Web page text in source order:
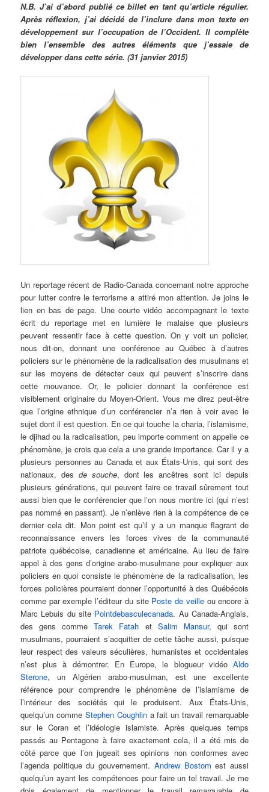
N.B. J’ai d’abord publié ce billet en tant qu’article régulier.
Après réflexion, j’ai décidé de l’inclure dans mon texte en
développement sur l’occupation de l’Occident. Il complète
bien l’ensemble des autres éléments que j’essaie de
développer dans cette série. (31 janvier 2015)
Un reportage récent de Radio-Canada concernant notre approche
pour lutter contre le terrorisme a attiré mon attention. Je joins le
lien en bas de page. Une courte vidéo accompagnant le texte
écrit du reportage met en lumière le malaise que plusieurs
peuvent ressentir face à cette question. On y voit un policier,
nous dit-on, donnant une conférence au Québec à d’autres
policiers sur le phénomène de la radicalisation des musulmans et
sur les moyens de détecter ceux qui peuvent s’inscrire dans
cette mouvance. Or, le policier donnant la conférence est
visiblement originaire du Moyen-Orient. Vous me direz peut-être
que l’origine ethnique d’un conférencier n’a rien à voir avec le
sujet dont il est question. En ce qui touche la charia, l’islamisme,
le djihad ou la radicalisation, peu importe comment on appelle ce
phénomène, je crois que cela a une grande importance. Car il y a
plusieurs personnes au Canada et aux États-Unis, qui sont des
nationaux, des de souche, dont les ancêtres sont ici depuis
plusieurs générations, qui peuvent faire ce travail sûrement tout
aussi bien que le conférencier que l’on nous montre ici (qui n’est
pas nommé en passant). Je n’enlève rien à la compétence de ce
dernier cela dit. Mon point est qu’il y a un manque flagrant de
reconnaissance envers les forces vives de la communauté
patriote québécoise, canadienne et américaine. Au lieu de faire
appel à des gens d’origine arabo-musulmane pour expliquer aux
policiers en quoi consiste le phénomène de la radicalisation, les
forces policières pourraient donner l’opportunité à des Québécois
comme par exemple l’éditeur du site Poste de veilleou encore à
Marc Lebuis du site Pointdebasculecanada. Au Canada-Anglais,
des gens commeTarek Fatah et Salim Mansur, qui sont
musulmans, pourraient s’acquitter de cette tâche aussi, puisque
leur respect des valeurs séculières, humanistes et occidentales
n’est plus à démontrer. En Europe, le blogueur vidéo Aldo
Sterone, un Algérien arabo-musulman, est une excellente
référence pour comprendre le phénomène de l’islamisme de
l’intérieur des sociétés qui le produisent. Aux États-Unis,
quelqu’un comme Stephen Coughlina fait un travail remarquable
sur le Coran et l’idéologie islamiste. Après quelques temps
passés au Pentagone à faire exactement cela, il a été mis de
côté parce que l’on jugeait ses opinions non conformes avec
l’agenda politique du gouvernement. Andrew Bostom est aussi
quelqu’un ayant les compétences pour faire un tel travail. Je me